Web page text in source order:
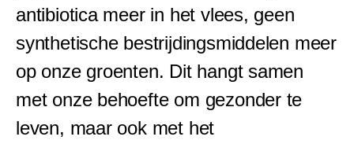
antibiotica meer in het vlees, geen
synthetische bestrijdingsmiddelen meer
op onze groenten. Dit hangt samen
met onze behoefte om gezonder te
leven, maar ook met het